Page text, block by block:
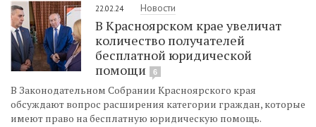
22.02.24 Новости
В Красноярском крае увеличат
количество получателей
бесплатной юридической
помощи
6
В Законодательном Собрании Красноярского края
обсуждают вопрос расширения категории граждан, которые
имеют право на бесплатную юридическую помощь.